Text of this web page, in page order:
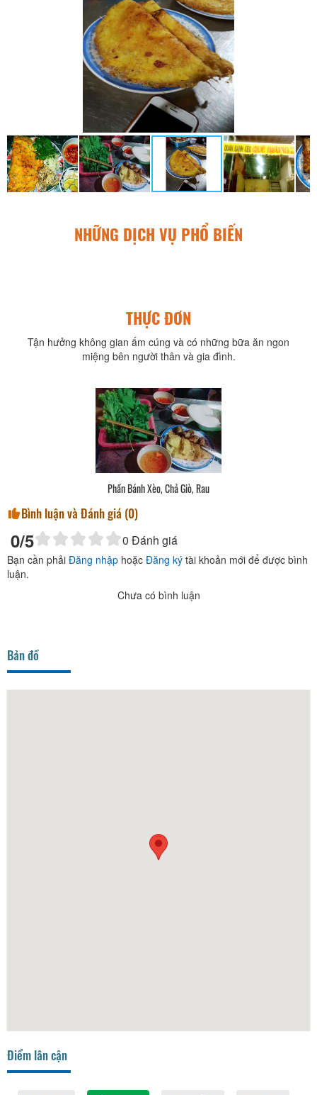
NHỮNG DỊCH VỤ PHỔ BIẾN
THỰC ĐƠN
Tận hưởng không gian ấm cúng và có những bữa ăn ngon
miệng bên người thân và gia đình.
Phần Bánh Xèo, Chả Giò, Rau
Bình luận và Đánh giá (0)
0/5 0 Đánh giá
Bạn cần phải Đăng nhập hoặc Đăng ký tài khoản mới để được bình
luận.
Chưa có bình luận
Bản đồ
Điểm lân cận